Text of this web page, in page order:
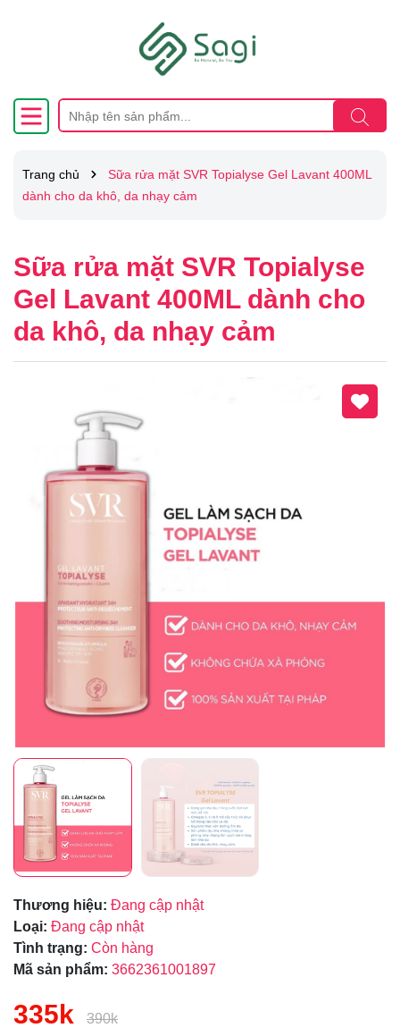
Trang chủ
Sữa rửa mặt SVR Topialyse Gel Lavant 400ML
dành cho da khô, da nhạy cảm
Sữa rửa mặt SVR Topialyse
Gel Lavant 400ML dành cho
da khô, da nhạy cảm
Thương hiệu: Đang cập nhật
Loại: Đang cập nhật
Tình trạng: Còn hàng
Mã sản phẩm: 3662361001897
335k 390k
Mã giảm giá:
Điều kiện: